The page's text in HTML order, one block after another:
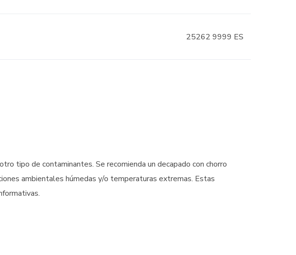
25262 9999 ES
tipo de contaminantes. Se recomienda un decapado con chorro
ambientales húmedas y/o temperaturas extremas. Estas